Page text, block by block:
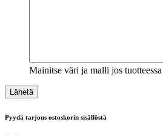
Mainitse väri ja malli jos
Pyydä tarjous ostoskorin sisällöstä